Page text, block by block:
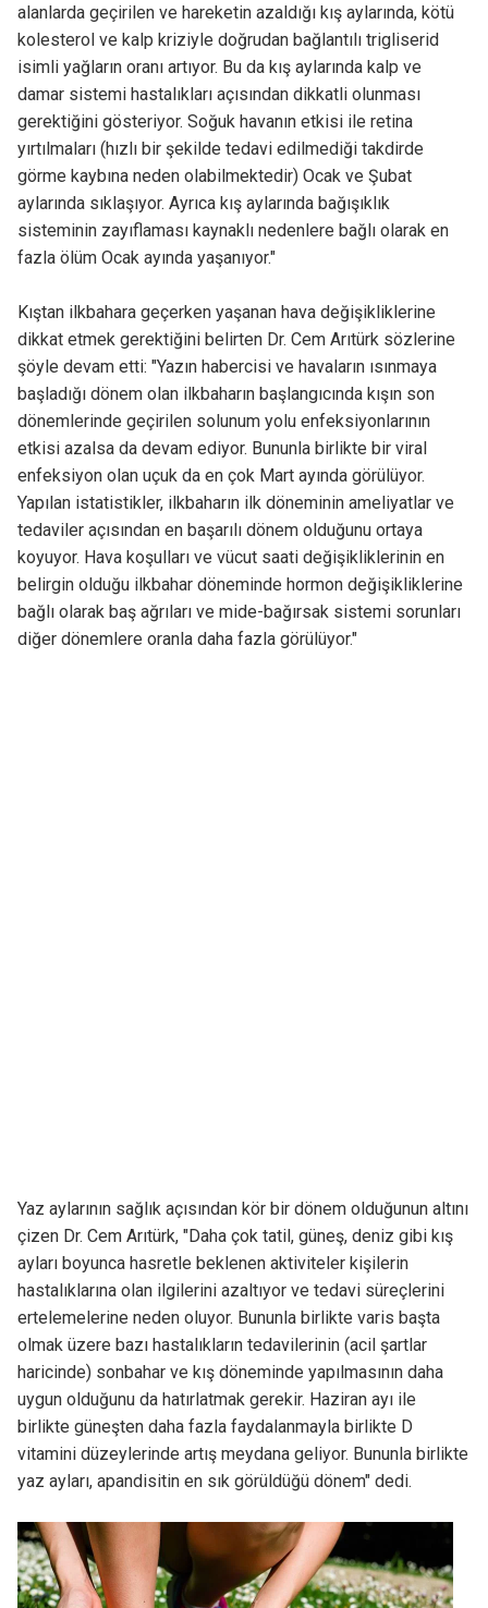
alanlarda geçirilen ve hareketin azaldığı kış aylarında, kötü
kolesterol ve kalp kriziyle doğrudan bağlantılı trigliserid
isimli yağların oranı artıyor. Bu da kış aylarında kalp ve
damar sistemi hastalıkları açısından dikkatli olunması
gerektiğini gösteriyor. Soğuk havanın etkisi ile retina
yırtılmaları (hızlı bir şekilde tedavi edilmediği takdirde
görme kaybına neden olabilmektedir) Ocak ve Şubat
aylarında sıklaşıyor. Ayrıca kış aylarında bağışıklık
sisteminin zayıflaması kaynaklı nedenlere bağlı olarak en
fazla ölüm Ocak ayında yaşanıyor."
Kıştan ilkbahara geçerken yaşanan hava değişikliklerine
dikkat etmek gerektiğini belirten Dr. Cem Arıtürk sözlerine
şöyle devam etti: "Yazın habercisi ve havaların ısınmaya
başladığı dönem olan ilkbaharın başlangıcında kışın son
dönemlerinde geçirilen solunum yolu enfeksiyonlarının
etkisi azalsa da devam ediyor. Bununla birlikte bir viral
enfeksiyon olan uçuk da en çok Mart ayında görülüyor.
Yapılan istatistikler, ilkbaharın ilk döneminin ameliyatlar ve
tedaviler açısından en başarılı dönem olduğunu ortaya
koyuyor. Hava koşulları ve vücut saati değişikliklerinin en
belirgin olduğu ilkbahar döneminde hormon değişikliklerine
bağlı olarak baş ağrıları ve mide-bağırsak sistemi sorunları
diğer dönemlere oranla daha fazla görülüyor."
Yaz aylarının sağlık açısından kör bir dönem olduğunun altını
çizen Dr. Cem Arıtürk, "Daha çok tatil, güneş, deniz gibi kış
ayları boyunca hasretle beklenen aktiviteler kişilerin
hastalıklarına olan ilgilerini azaltıyor ve tedavi süreçlerini
ertelemelerine neden oluyor. Bununla birlikte varis başta
olmak üzere bazı hastalıkların tedavilerinin (acil şartlar
haricinde) sonbahar ve kış döneminde yapılmasının daha
uygun olduğunu da hatırlatmak gerekir. Haziran ayı ile
birlikte güneşten daha fazla faydalanmayla birlikte D
vitamini düzeylerinde artış meydana geliyor. Bununla birlikte
yaz ayları, apandisitin en sık görüldüğü dönem" dedi.